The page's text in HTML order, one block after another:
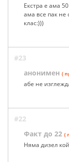
Екстра е ама
ама все пак не
клас:)))
#23
анонимен (
абе не
#22
Факт до 22 (
Няма дизел